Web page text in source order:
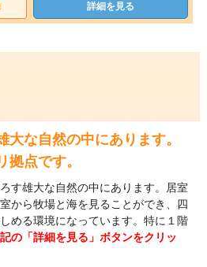
詳細を見る
大な自然の中にあります。
拠点です。
す雄大な自然の中にあります。居室
から牧場と海を見ることができ、四
める環境になっています。特に１階
の「詳細を見る」ボタンをクリッ